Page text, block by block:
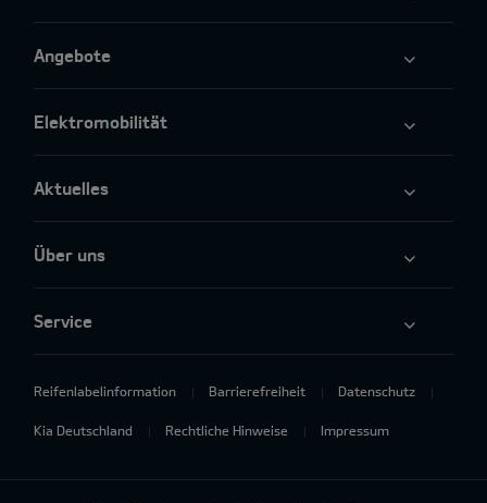
Angebote
Elektromobilität
Aktuelles
Über uns
Service
Reifenlabelinformation Barrierefreiheit Datenschutz
Kia Deutschland Rechtliche Hinweise Impressum